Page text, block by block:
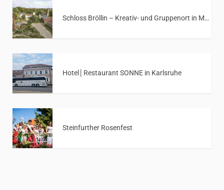
Schloss Bröllin – Kreativ- und Gruppenort in Mecklenburg-Vorpommern
Hotel│Restaurant SONNE in Karlsruhe
Steinfurther Rosenfest